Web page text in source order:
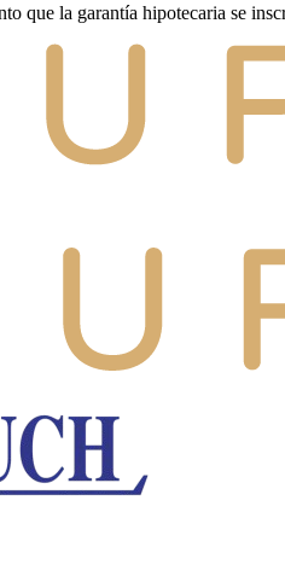
que la garantía hipotecaria se